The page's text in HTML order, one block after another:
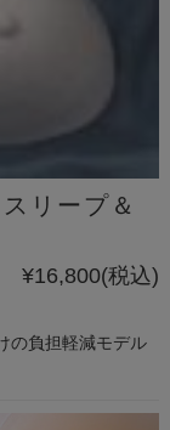
リープ＆
¥16,800(税込)
の負担軽減モデル